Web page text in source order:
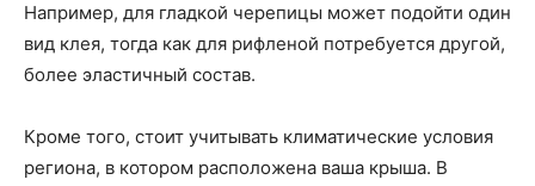
Например, для гладкой черепицы может подойти один
вид клея, тогда как для рифленой потребуется другой,
более эластичный состав.
Кроме того, стоит учитывать климатические условия
региона, в котором расположена ваша крыша. В